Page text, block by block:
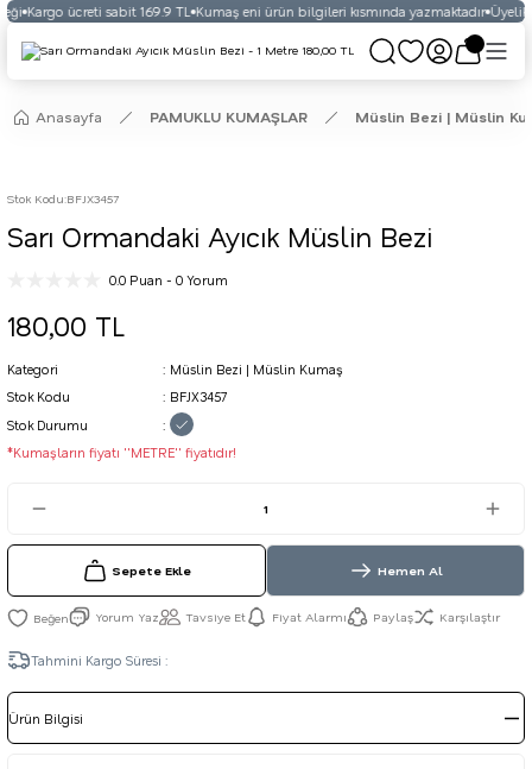
Kargo ücreti sabit 169.9 TL Kumaş eni ürün bilgileri kısmında yazmaktadır Üyelikli
Anasayfa PAMUKLU KUMAŞLAR Müslin Bezi | Müslin
Stok Kodu:BFJX3457
Sarı Ormandaki Ayıcık Müslin Bezi
0.0 Puan - 0 Yorum
180,00 TL
Kategori
Müslin Bezi | Müslin Kumaş
Stok Kodu
BFJX3457
Stok Durumu
*Kumaşların fiyatı ''METRE'' fiyatıdır!
Sepete Ekle Hemen Al
Yorum Yaz Tavsiye Et Fiyat Alarmı Paylaş Karşılaştır
Tahmini Kargo Süresi :
Ürün Bilgisi